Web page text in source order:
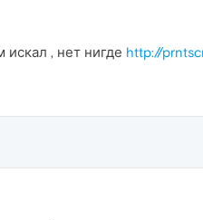
искал , нет нигде http://